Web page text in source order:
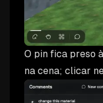
O pin fica preso
na cena; clicar